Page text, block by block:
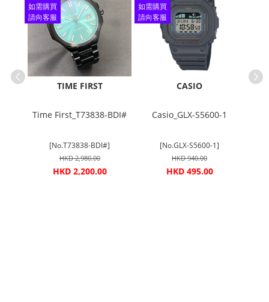
如需購買
請向客服
查詢
TIME FIRST
Time First_T73838-BDI#
[No.T73838-BDI#]
HKD 2,980.00
HKD 2,200.00
如需購買
請向客服
CASIO
Casio_GLX-S5600-1
[No.GLX-S5600-1]
HKD 940.00
HKD 495.00